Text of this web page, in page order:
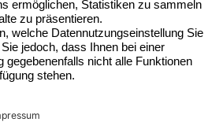
beim Newsletter anmelden